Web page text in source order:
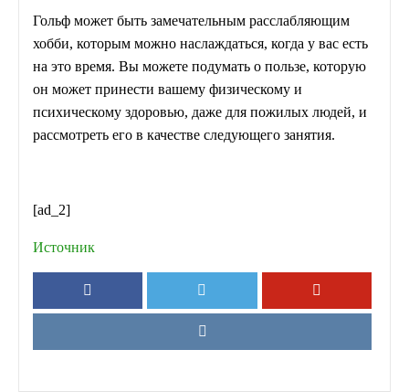
Гольф может быть замечательным расслабляющим
хобби, которым можно наслаждаться, когда у вас есть
на это время. Вы можете подумать о пользе, которую
он может принести вашему физическому и
психическому здоровью, даже для пожилых людей, и
рассмотреть его в качестве следующего занятия.
[ad_2]
Источник